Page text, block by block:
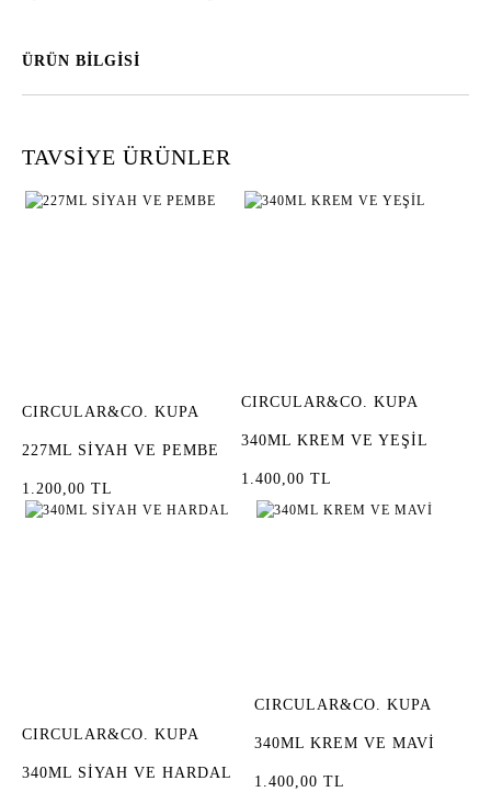
ÜRÜN BİLGİSİ
TAVSİYE ÜRÜNLER
CIRCULAR&CO. KUPA
227ML SİYAH VE PEMBE
1.200,00 TL
CIRCULAR&CO. KUPA
340ML KREM VE YEŞİL
1.400,00 TL
CIRCULAR&CO. KUPA
340ML SİYAH VE HARDAL
CIRCULAR&CO. KUPA
340ML KREM VE MAVİ
1.400,00 TL